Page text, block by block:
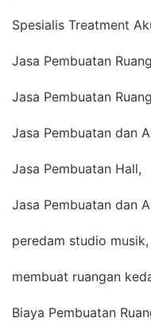
Spesialis Treatment
Jasa Pembuatan
Jasa Pembuatan
Jasa Pembuatan dan
Jasa Pembuatan Hall,
Jasa Pembuatan dan
peredam studio musik,
membuat ruangan
Biaya Pembuatan